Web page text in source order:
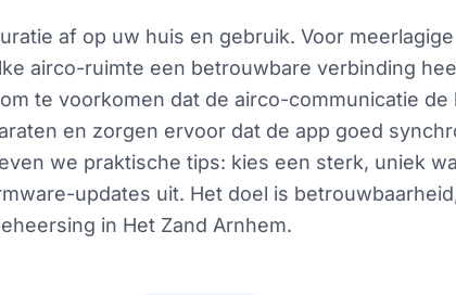
af op uw huis en gebruik. Voor
airco-ruimte een betrouwbare verbinding
te voorkomen dat de airco-communicatie
en zorgen ervoor dat de app goed
we praktische tips: kies een sterk, uniek
updates uit. Het doel is
in Het Zand Arnhem.